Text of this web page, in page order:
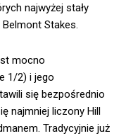
najwyżej stały
Stakes.
mocno
1/2) i jego
się bezpośrednio
najmniej liczony Hill
Tradycyjnie już